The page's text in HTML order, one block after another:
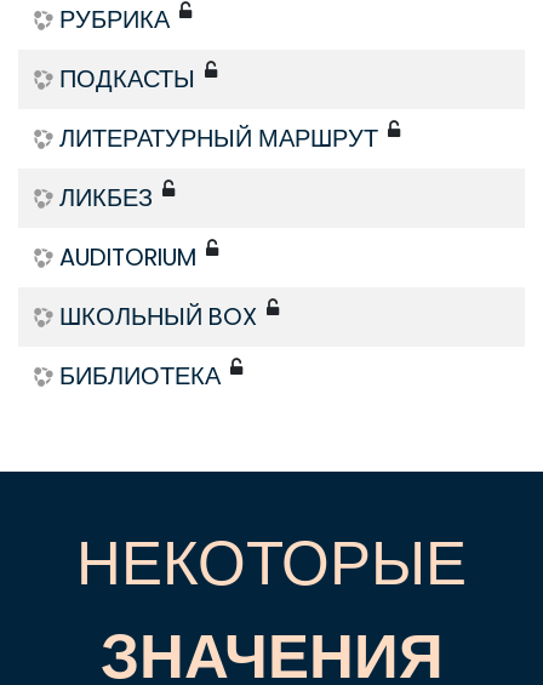
РУБРИКА
ПОДКАСТЫ
ЛИТЕРАТУРНЫЙ МАРШРУТ
ЛИКБЕЗ
AUDITORIUM
ШКОЛЬНЫЙ BOX
БИБЛИОТЕКА
НЕКОТОРЫЕ
ЗНАЧЕНИЯ